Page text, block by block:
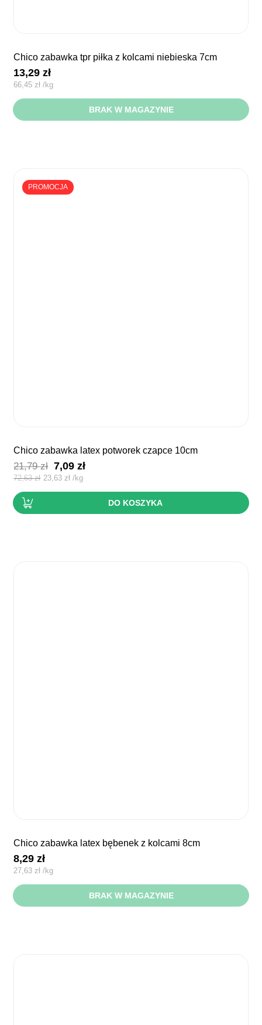
chico zabawka tpr piłka z kolcami niebieska 7cm
13,29zł
66,45zł /kg
BRAK W MAGAZYNIE
PROMOCJA
chico zabawka latex potworek czapce 10cm
21,79zł Pierwotna
cena
wynosiła:
7,09złAktualna
wynosi:
7,09 zł.
72,63zł 23,63 zł /kg
DO KOSZYKA
chico zabawka latex bębenek z kolcami 8cm
8,29zł
27,63 zł /kg
BRAK W MAGAZYNIE